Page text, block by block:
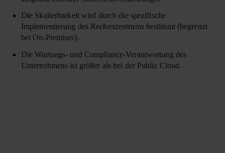
Die Skalierbarkeit wird durch die spezifische
Implementierung des Rechenzentrums bestimmt (begrenzt
bei On-Premises).
Die Wartungs- und Compliance-Verantwortung des
Unternehmens ist größer als bei der Public Cloud.